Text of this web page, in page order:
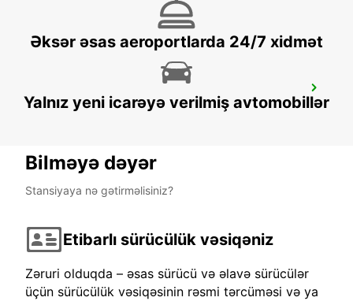
MARTIGUES PORT DE BOUC
PORT DE BOUC - FRANCE
Əksər əsas aeroportlarda 24/7 xidmət
Yalnız yeni icarəyə verilmiş avtomobillər
Bilməyə dəyər
Stansiyaya nə gətirməlisiniz?
Etibarlı sürücülük vəsiqəniz
Zəruri olduqda – əsas sürücü və əlavə sürücülər
üçün sürücülük vəsiqəsinin rəsmi tərcüməsi və ya